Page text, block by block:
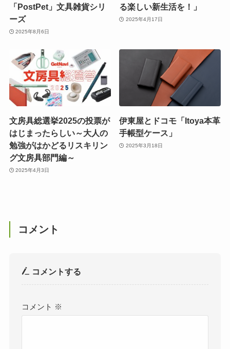
「PostPet」文具雑貨シリ
ーズ
2025年8月6日
る楽しい新生活を！」
2025年4月17日
文房具総選挙2025の投票が
はじまったらしい～大人の
勉強がはかどるリスキリン
グ文房具部門編～
2025年4月3日
伊東屋とドコモ「Itoya本革
手帳型ケース」
2025年3月18日
コメント
コメントする
コメント ※